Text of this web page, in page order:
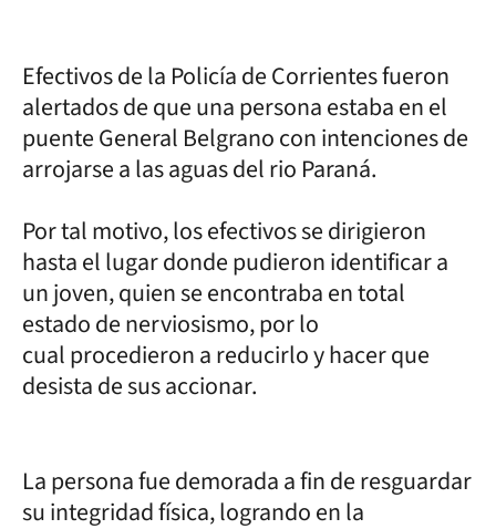
Efectivos de la Policía de Corrientes fueron
alertados de que una persona estaba en el
puente General Belgrano con intenciones de
arrojarse a las aguas del rio Paraná.
Por tal motivo, los efectivos se dirigieron
hasta el lugar donde pudieron identificar a
un joven, quien se encontraba en total
estado de nerviosismo, por lo
cual procedieron a reducirlo y hacer que
desista de sus accionar.
La persona fue demorada a fin de resguardar
su integridad física, logrando en la